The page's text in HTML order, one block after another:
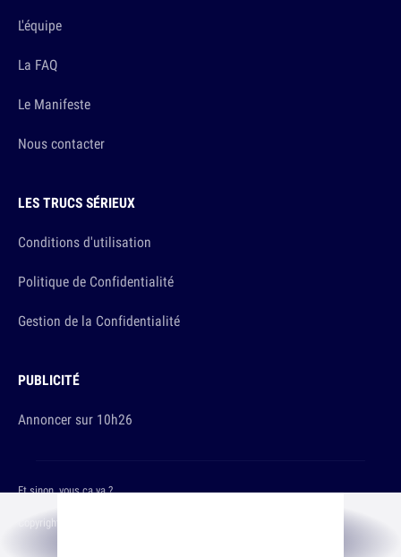
L'équipe
La FAQ
Le Manifeste
Nous contacter
LES TRUCS SÉRIEUX
Conditions d'utilisation
Politique de Confidentialité
Gestion de la Confidentialité
PUBLICITÉ
Annoncer sur 10h26
Copyright © 2026 The Original Publishing Studio
Et sinon, vous ça va ?